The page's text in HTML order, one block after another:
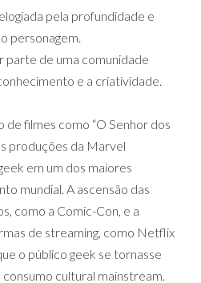
pela profundidade e
personagem.
parte de uma comunidade
e a criatividade.
de filmes como “O Senhor dos
produções da Marvel
em um dos maiores
mundial. A ascensão das
como a Comic-Con, e a
de streaming, como Netflix
o público geek se tornasse
cultural mainstream.